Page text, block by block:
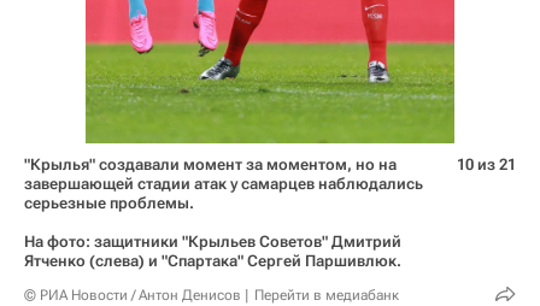
"Крылья" создавали момент за моментом, но на
завершающей стадии атак у самарцев наблюдались
серьезные проблемы.
На фото: защитники "Крыльев Советов" Дмитрий
Ятченко (слева) и "Спартака" Сергей Паршивлюк.
© РИА Новости / Антон Денисов Перейти в медиабанк
10 из 21